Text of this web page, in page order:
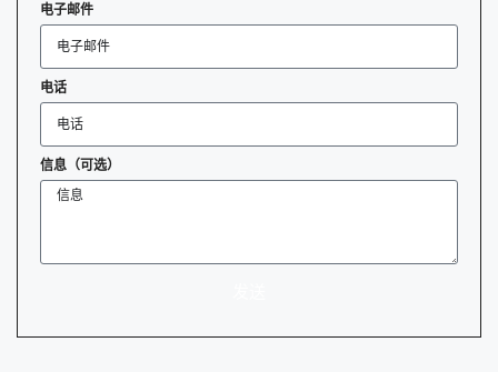
电子邮件
电话
信息（可选）